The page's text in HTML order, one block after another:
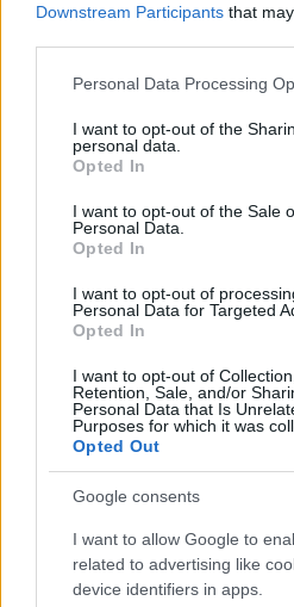
Downstream Participants that
Please note that this website/app
not limited to your visit or usage
grant or deny consent to Google
use your data for below specified
consent section.
Personal Data Processing
I want to opt-out of the
personal data.
Opted In
I want to opt-out of the Sale
Personal Data.
Opted In
I want to opt-out of
Personal Data for Targeted
Opted In
I want to opt-out of
Retention, Sale, and/or
Personal Data that Is
Purposes for which it was
Opted Out
Google consents
I want to allow Google to
related to advertising like
device identifiers in apps.
A csend beszél
Ma hajnalban elhunyt az
énekese. A Recorder
dalszerzői munkásságára
emlékezik. Bár meglepetést
elborzadva láttam az utóbbi